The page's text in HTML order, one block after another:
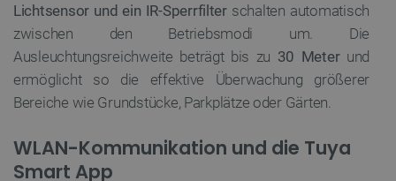
Lichtsensor und ein IR-Sperrfilterschalten automatisch
zwischen den Betriebsmodi um. Die
Ausleuchtungsreichweite beträgt bis zu 30 Meterund
ermöglicht so die effektive Überwachung größerer
Bereiche wie Grundstücke, Parkplätze oder Gärten.
WLAN-Kommunikation und die Tuya
Smart App